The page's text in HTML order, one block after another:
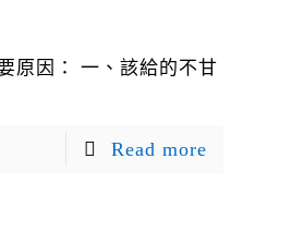
原因： 一、該給的不甘
Read more